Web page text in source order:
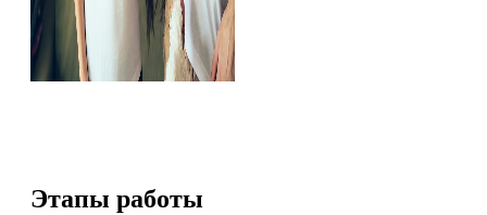
Этапы работы